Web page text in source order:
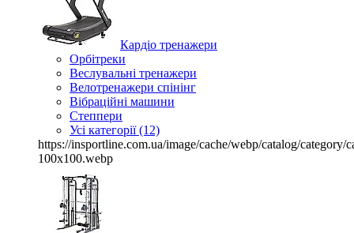
Кардіо тренажери
Орбітреки
Веслувальні тренажери
Велотренажери спінінг
Вібраційні машини
Степпери
Усі категорії (12)
https://insportline.com.ua/image/cache/webp/catalog/category/
100x100.webp